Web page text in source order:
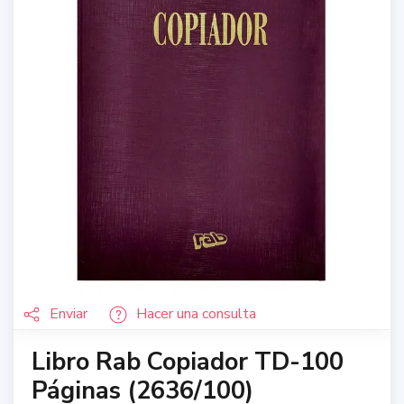
Enviar Hacer una consulta
Libro Rab Copiador TD-100
Páginas (2636/100)